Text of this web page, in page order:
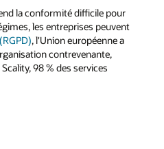
la conformité difficile pour
les entreprises peuvent
, l'Union européenne a
contrevenante,
98 % des services